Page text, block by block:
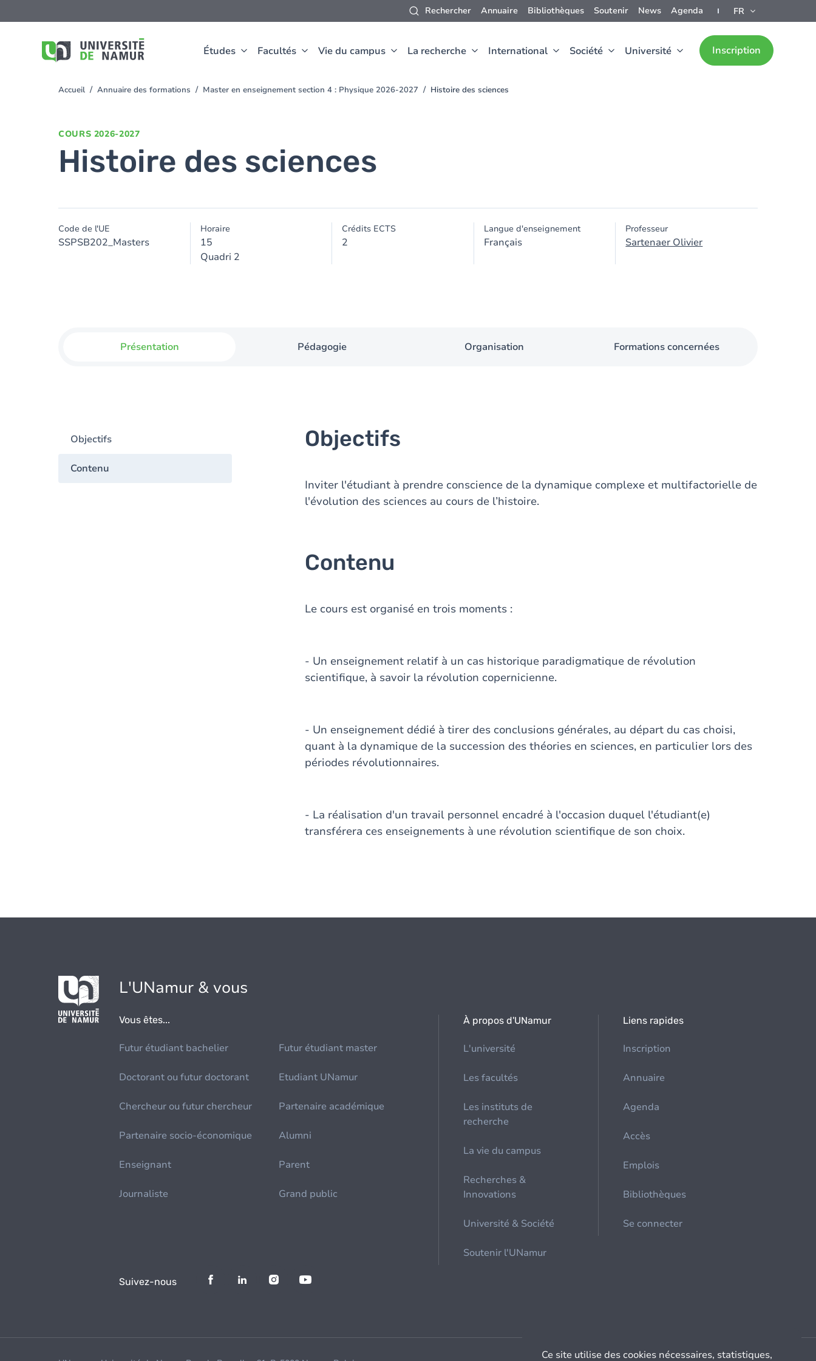
Rechercher Annuaire Bibliothèques Soutenir News Agenda FR
Études Facultés Vie du campus La recherche International Société Université Inscription
au
You
Accueil Annuaire des formations Master en enseignement section 4 : Physique 2026-2027 Histoire des sciences
COURS 2026-2027
Histoire des sciences
Code de l'UE
SSPSB202_Masters
Horaire
15
Quadri 2
Crédits ECTS
2
Langue d'enseignement
Français
Professeur
Sartenaer Olivier
Présentation Pédagogie Organisation Formations concernées
Objectifs
Contenu
Objectifs
Inviter l'étudiant à prendre conscience de la dynamique complexe et multifactorielle de
l'évolution des sciences au cours de l’histoire.
Contenu
Le cours est organisé en trois moments :
- Un enseignement relatif à un cas historique paradigmatique de révolution
scientifique, à savoir la révolution copernicienne.
- Un enseignement dédié à tirer des conclusions générales, au départ du cas choisi,
quant à la dynamique de la succession des théories en sciences, en particulier lors des
périodes révolutionnaires.
- La réalisation d'un travail personnel encadré à l'occasion duquel l'étudiant(e)
transférera ces enseignements à une révolution scientifique de son choix.
L'UNamur & vous
Vous êtes...
Futur étudiant bachelier Futur étudiant master
Doctorant ou futur doctorant Etudiant UNamur
Chercheur ou futur chercheur Partenaire académique
Partenaire socio-économique Alumni
Enseignant Parent
Journaliste Grand public
À propos d'UNamur
L'université
Les facultés
Les instituts de
recherche
La vie du campus
Recherches &
Innovations
Université & Société
Soutenir l'UNamur
Liens rapides
Inscription
Annuaire
Agenda
Accès
Emplois
Bibliothèques
Se connecter
Suivez-nous
Ce site utilise des cookies nécessaires, statistiques,